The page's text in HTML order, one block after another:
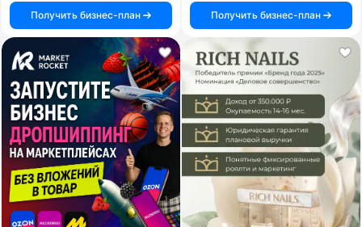
Получить бизнес-план
Получить бизнес-план